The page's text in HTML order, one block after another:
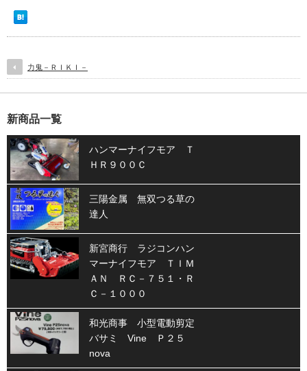
力鬼－ＲＩＫＩ－
新商品一覧
ハンマーナイフモア Ｔ
ＨＲ９００Ｃ
三陽金属 無双つる草の
達人
新宮商行 ラジコンハン
マーナイフモア ＴＩＭ
ＡＮ ＲＣ－７５１・Ｒ
Ｃ－１０００
和光商事 小型電動剪定
バサミ Vine Ｐ２５
nova